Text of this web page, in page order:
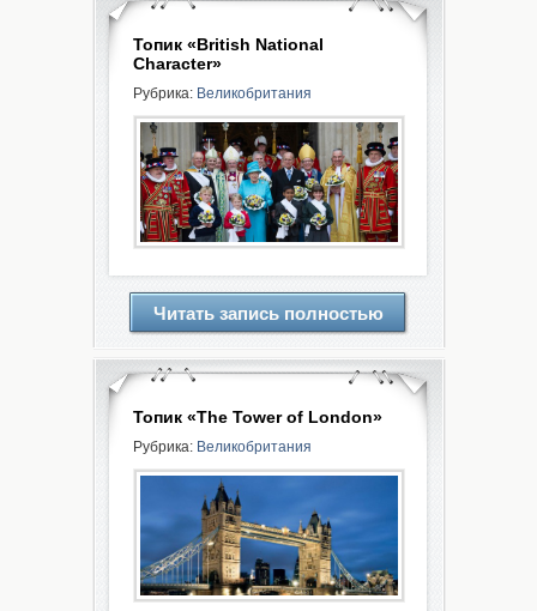
Топик «British National
Character»
Рубрика: Великобритания
Читать запись полностью
Топик «The Tower of London»
Рубрика: Великобритания